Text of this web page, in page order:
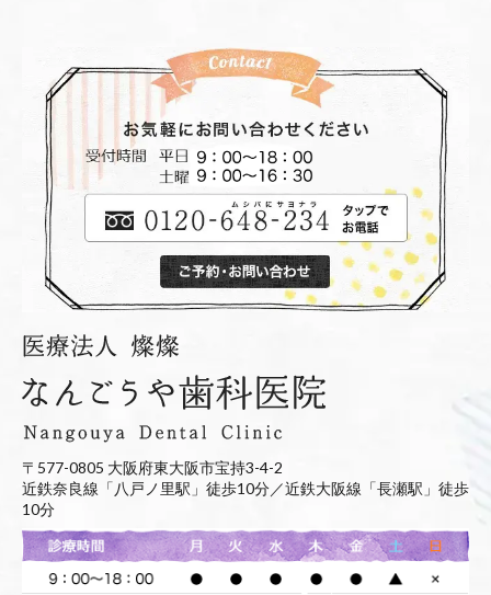
〒577-0805 大阪府東大阪市宝持3-4-2
近鉄奈良線「八戸ノ里駅」徒歩10分／近鉄大阪線「長瀬駅」徒歩
10分